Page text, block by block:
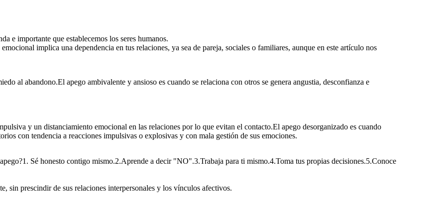
e importante que establecemos los seres humanos.
implica una dependencia en tus relaciones, ya sea de pareja, sociales o familiares, aunque en este artículo nos
al abandono.El apego ambivalente y ansioso es cuando se relaciona con otros se genera angustia, desconfianza e
y un distanciamiento emocional en las relaciones por lo que evitan el contacto.El apego desorganizado es cuando
con tendencia a reacciones impulsivas o explosivas y con mala gestión de sus emociones.
Sé honesto contigo mismo.2.Aprende a decir "NO".3.Trabaja para ti mismo.4.Toma tus propias decisiones.5.Conoce
sin prescindir de sus relaciones interpersonales y los vínculos afectivos.